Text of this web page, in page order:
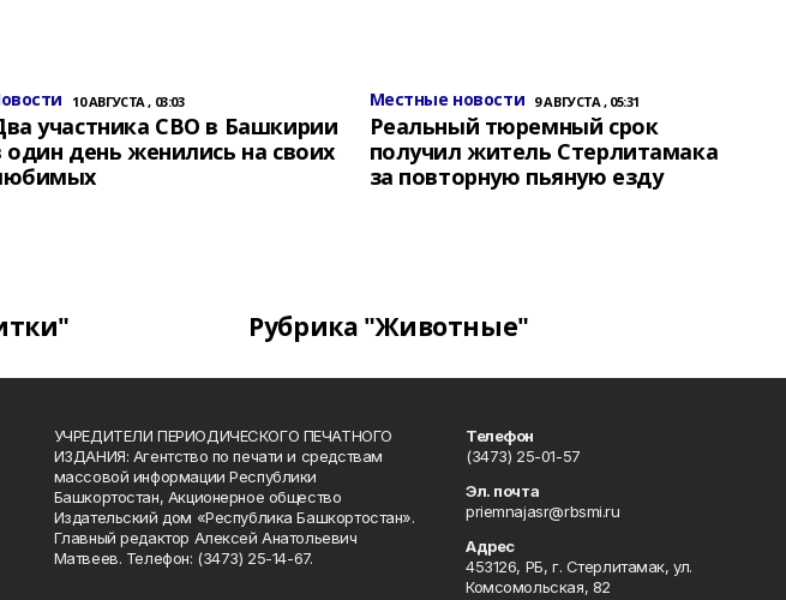
10 АВГУСТА , 03:03
участника СВО в Башкирии
один день женились на своих
Местные новости 9 АВГУСТА , 05:31
Реальный тюремный срок
получил житель Стерлитамака
за повторную пьяную езду
Рубрика "Животные"
УЧРЕДИТЕЛИ ПЕРИОДИЧЕСКОГО ПЕЧАТНОГО
ИЗДАНИЯ: Агентство по печати и средствам
массовой информации Республики
Башкортостан, Акционерное общество
Издательский дом «Республика Башкортостан».
Главный редактор Алексей Анатольевич
Матвеев. Телефон: (3473) 25-14-67.
Телефон
(3473) 25-01-57
Эл. почта
priemnajasr@rbsmi.ru
Адрес
453126, РБ, г. Стерлитамак, ул.
Комсомольская, 82